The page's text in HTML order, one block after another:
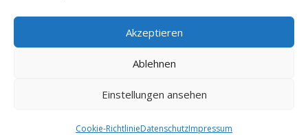
Akzeptieren
Ablehnen
Einstellungen ansehen
Cookie-RichtlinieDatenschutzImpressum
Eisenberg Pfalz
Copyright by: Mutterteresa.com -
Sanitär Firmen Deutschland|Google Seite 1-Die Rohrexperten